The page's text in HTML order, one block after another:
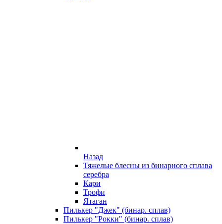
Назад
Тяжелые блесны из бинарного сплава
серебра
Кари
Трофи
Ятаган
Пилькер "Джек" (бинар. сплав)
Пилькер "Рокки" (бинар. сплав)